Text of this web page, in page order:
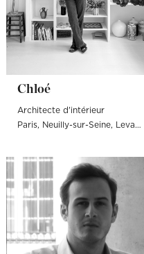
Chloé
Architecte d'intérieur
Paris
Neuilly-sur-Seine Levallois-Perret